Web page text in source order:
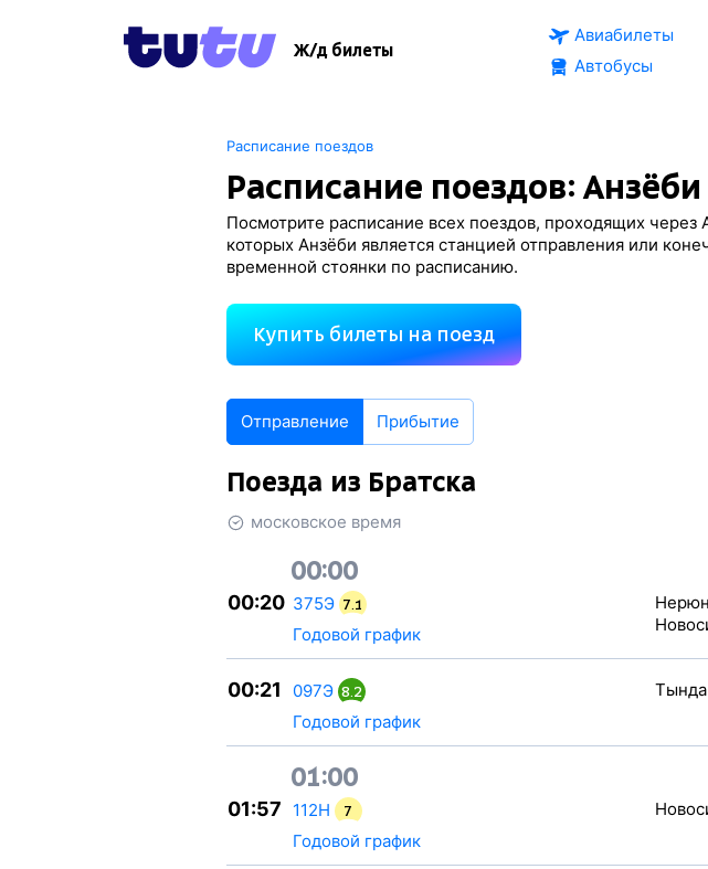
Ж/д билеты
Авиабилеты
Автобусы
Расписание поездов
Расписание поездов: Анзёби
Посмотрите расписание всех поездов, проходящих через
которых Анзёби является станцией отправления или
временной стоянки по расписанию.
Купить билеты на поезд
Отправление Прибытие
Поезда из Братска
московское время
00:00
00:20 375Э 7.1
Годовой график
00:21 097Э 8.2
Годовой график
01:00
01:57 112Н 7
Годовой график